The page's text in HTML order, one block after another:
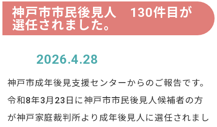
神戸市市民後見人 130件目が
選任されました。
2026.4.28
神戸市成年後見支援センターからのご報告です。
令和8年3月23日に神戸市市民後見人候補者の方
が神戸家庭裁判所より成年後見人に選任されまし